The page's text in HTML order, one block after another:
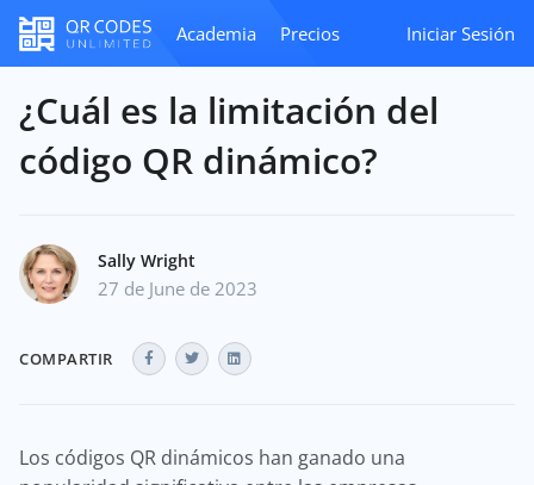
Academia Precios Iniciar Sesión
¿Cuál es la limitación del
código QR dinámico?
Sally Wright
27 de June de 2023
COMPARTIR
Los códigos QR dinámicos han ganado una